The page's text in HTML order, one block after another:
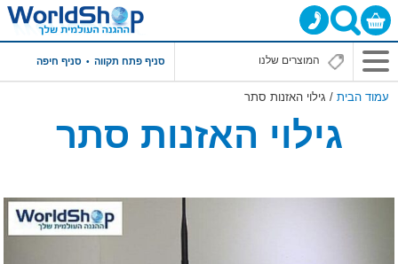
תפריט
ראשי
סניף פתח תקווה סניף חיפה
עמוד הבית / גילוי האזנות סתר
גילוי האזנות סתר